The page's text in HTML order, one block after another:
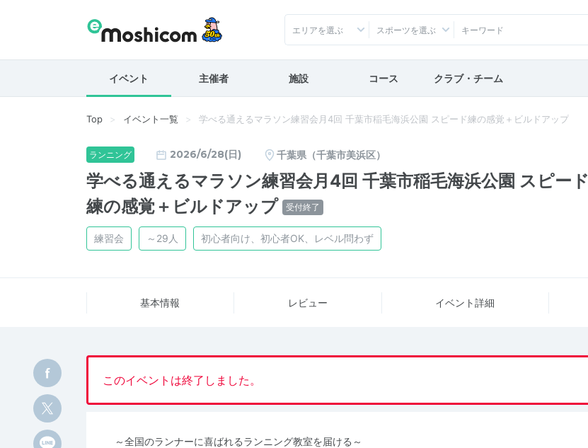
エリアを選ぶ スポーツを選ぶ
イベント 主催者 施設 コース クラブ・チーム
Top イベント一覧 学べる通えるマラソン練習会月4回 千葉市稲毛海浜公園 スピード練の感覚＋ビルドアップ
ランニング 2026/6/28(日) 千葉県（千葉市美浜区）
学べる通えるマラソン練習会月4回 千葉市稲毛海浜公園 スピード
練の感覚＋ビルドアップ
受付終了
練習会 ～29人 初心者向け、初心者OK、レベル問わず
基本情報 レビュー イベント詳細
このイベントは終了しました。
～全国のランナーに喜ばれるランニング教室を届ける～